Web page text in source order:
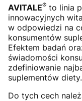
AVITALE® to linia
innowacyjnych
w odpowiedzi na
konsumentów
Efek­tem badań
świadomości
zdefiniowanie
suplementów diety.
Do tych cech